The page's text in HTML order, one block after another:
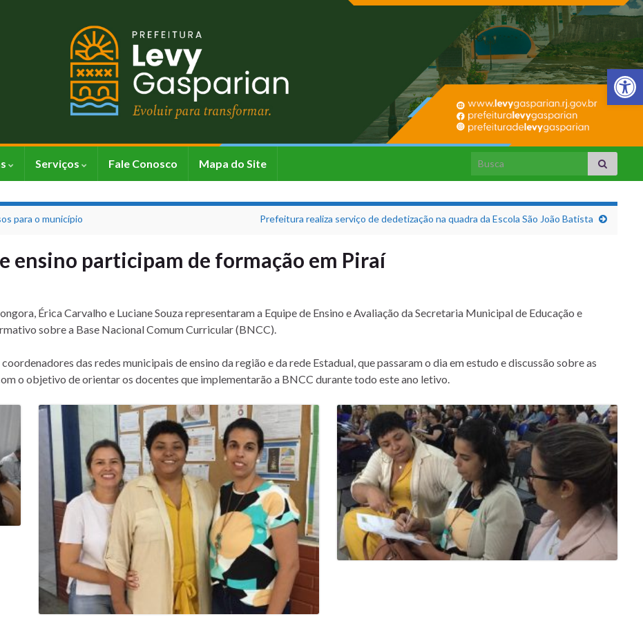
Barra de
Serviços Fale Conosco Mapa do Site Search for:
para o município Prefeitura realiza serviço de dedetização na quadra da Escola São João Batista
ensino participam de formação em Piraí
Érica Carvalho e Luciane Souza representaram a Equipe de Ensino e Avaliação da Secretaria Municipal de Educação e
sobre a Base Nacional Comum Curricular (BNCC).
das redes municipais de ensino da região e da rede Estadual, que passaram o dia em estudo e discussão sobre as
o objetivo de orientar os docentes que implementarão a BNCC durante todo este ano letivo.